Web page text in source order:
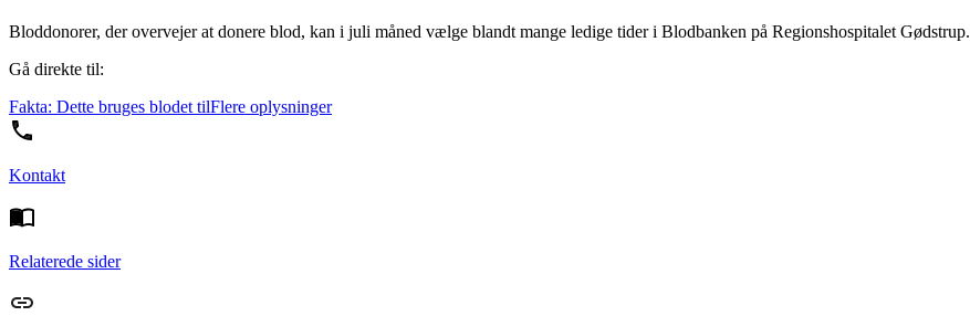
Bloddonorer, der overvejer at donere blod, kan i juli måned vælge blandt mange ledige tider i Blodbanken på Regionshospitalet Gødstrup.
Gå direkte til:
Fakta: Dette bruges blodet tilFlere oplysninger
Kontakt
Relaterede sider